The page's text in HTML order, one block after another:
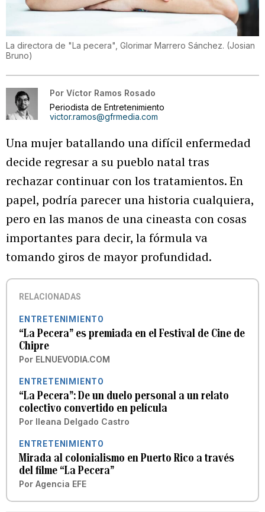
La directora de "La pecera", Glorimar Marrero Sánchez. (Josian
Bruno)
Por Víctor Ramos Rosado
Periodista de Entretenimiento
victor.ramos@gfrmedia.com
Una mujer batallando una difícil enfermedad
decide regresar a su pueblo natal tras
rechazar continuar con los tratamientos. En
papel, podría parecer una historia cualquiera,
pero en las manos de una cineasta con cosas
importantes para decir, la fórmula va
tomando giros de mayor profundidad.
RELACIONADAS
ENTRETENIMIENTO
“La Pecera” es premiada en el Festival de Cine de
Chipre
Por ELNUEVODIA.COM
ENTRETENIMIENTO
“La Pecera”: De un duelo personal a un relato
colectivo convertido en película
Por Ileana Delgado Castro
ENTRETENIMIENTO
Mirada al colonialismo en Puerto Rico a través
del filme “La Pecera”
Por Agencia EFE